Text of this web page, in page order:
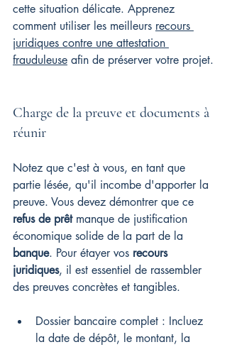
cette situation délicate. Apprenez
comment utiliser les meilleurs recours
juridiques contre une attestation
frauduleuse afin de préserver votre projet.
Charge de la preuve et documents à
réunir
Notez que c'est à vous, en tant que
partie lésée, qu'il incombe d'apporter la
preuve. Vous devez démontrer que ce
refus de prêt manque de justification
économique solide de la part de la
banque. Pour étayer vos recours
juridiques, il est essentiel de rassembler
des preuves concrètes et tangibles.
Dossier bancaire complet : Incluez
la date de dépôt, le montant, la